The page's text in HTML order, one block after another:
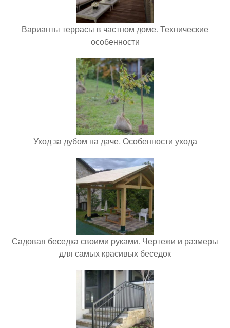
Варианты террасы в частном доме. Технические
особенности
Уход за дубом на даче. Особенности ухода
Садовая беседка своими руками. Чертежи и размеры
для самых красивых беседок